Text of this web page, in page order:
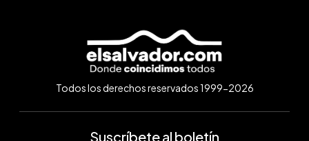
Todos los derechos reservados 1999-2026
Suscríbete al boletín